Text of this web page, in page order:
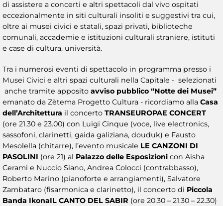
di assistere a concerti e altri spettacoli dal vivo ospitati
eccezionalmente in siti culturali insoliti e suggestivi tra cui,
oltre ai musei civici e statali, spazi privati, biblioteche
comunali, accademie e istituzioni culturali straniere, istituti
e case di cultura, università.
Tra i numerosi eventi di spettacolo in programma presso i
Musei Civici e altri spazi culturali nella Capitale - selezionati
anche tramite apposito avviso pubblico “Notte dei Musei”
emanato da Zètema Progetto Cultura - ricordiamo alla Casa
dell’Architettura il concerto TRANSEUROPAE CONCERT
(ore 21.30 e 23.00) con Luigi Cinque (voce, live electronics,
sassofoni, clarinetti, gaida galiziana, douduk) e Fausto
Mesolella (chitarre), l’evento musicale LE CANZONI DI
PASOLINI (ore 21) al Palazzo delle Esposizioni con Aisha
Cerami e Nuccio Siano, Andrea Colocci (contrabbasso),
Roberto Marino (pianoforte e arrangiamenti), Salvatore
Zambataro (fisarmonica e clarinetto), il concerto di Piccola
Banda IkonaIL CANTO DEL SABIR (ore 20.30 – 21.30 – 22.30)